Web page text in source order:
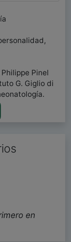
Pinel
G. Giglio di
en